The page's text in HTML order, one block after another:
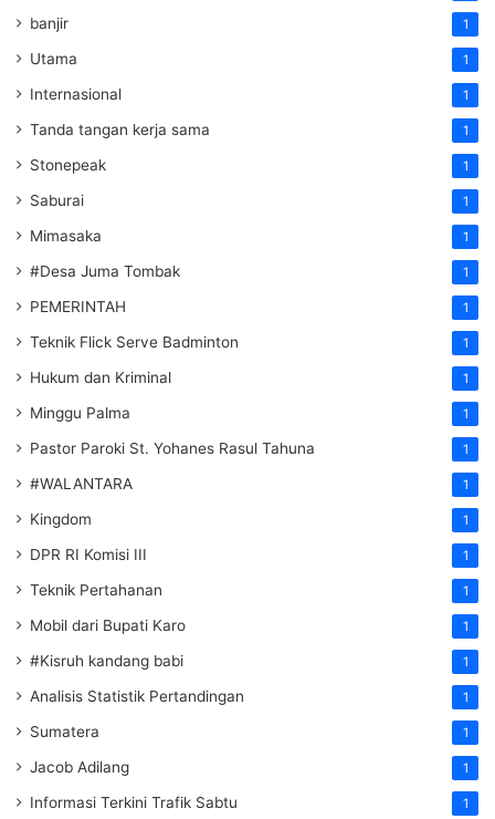
banjir 1
Utama 1
Internasional 1
Tanda tangan kerja sama 1
Stonepeak 1
Saburai 1
Mimasaka 1
#Desa Juma Tombak 1
PEMERINTAH 1
Teknik Flick Serve Badminton 1
Hukum dan Kriminal 1
Minggu Palma 1
Pastor Paroki St. Yohanes Rasul Tahuna 1
#WALANTARA 1
Kingdom 1
DPR RI Komisi III 1
Teknik Pertahanan 1
Mobil dari Bupati Karo 1
#Kisruh kandang babi 1
Analisis Statistik Pertandingan 1
Sumatera 1
Jacob Adilang 1
Informasi Terkini Trafik Sabtu 1